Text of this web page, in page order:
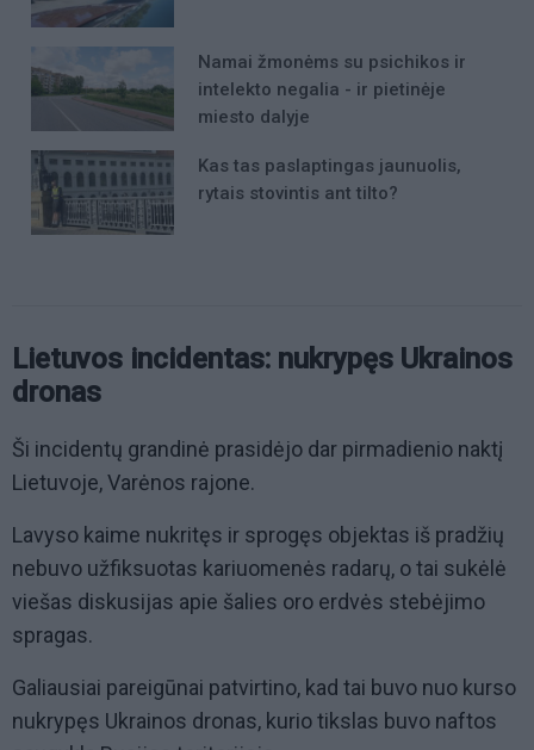
Namai žmonėms su psichikos ir
intelekto negalia - ir pietinėje
miesto dalyje
Kas tas paslaptingas jaunuolis,
rytais stovintis ant tilto?
Lietuvos incidentas: nukrypęs Ukrainos
dronas
Ši incidentų grandinė prasidėjo dar pirmadienio naktį
Lietuvoje, Varėnos rajone.
Lavyso kaime nukritęs ir sprogęs objektas iš pradžių
nebuvo užfiksuotas kariuomenės radarų, o tai sukėlė
viešas diskusijas apie šalies oro erdvės stebėjimo
spragas.
Galiausiai pareigūnai patvirtino, kad tai buvo nuo kurso
nukrypęs Ukrainos dronas, kurio tikslas buvo naftos